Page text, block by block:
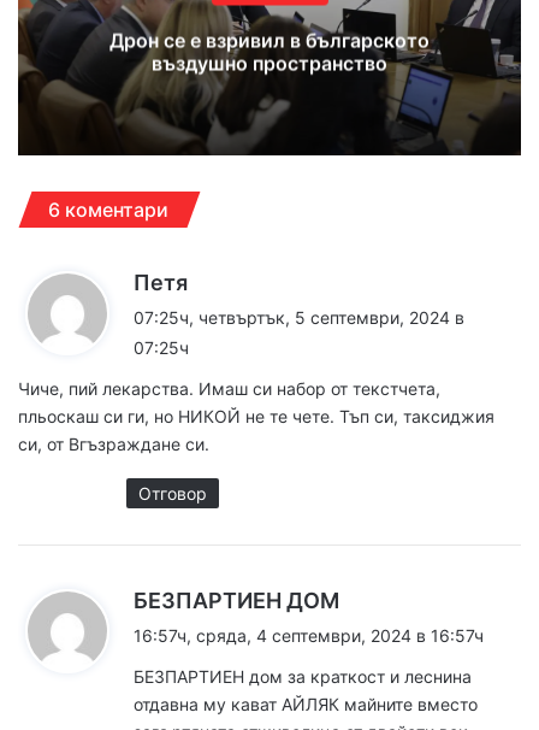
Дрон се е взривил в българското
въздушно пространство
6 коментари
Петя
:
07:25ч, четвъртък, 5 септември, 2024 в
07:25ч
Чиче, пий лекарства. Имаш си набор от текстчета,
пльоскаш си ги, но НИКОЙ не те чете. Тъп си, таксиджия
си, от Вгъзраждане си.
Отговор
БЕЗПАРТИЕН ДОМ
а
16:57ч, сряда, 4 септември, 2024 в 16:57ч
БЕЗПАРТИЕН дом за краткост и леснина
отдавна му кават АЙЛЯК майните вместо